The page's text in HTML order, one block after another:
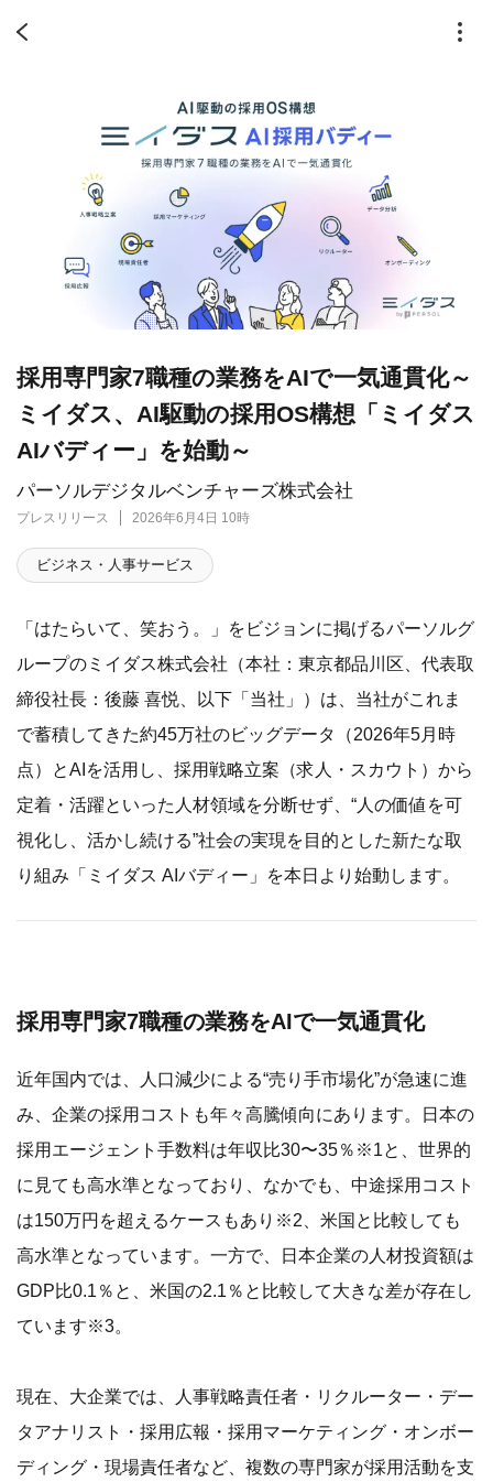
パーソルデジタルベンチャーズ株式会社
プレスリリース 2026年6月4日 10時
採用専門家7職種の業務をAIで一気通貫化～
ミイダス、AI駆動の採用OS構想「ミイダス
AIバディー」を始動～
ビジネス・人事サービス
「はたらいて、笑おう。」をビジョンに掲げるパーソルグ
ループのミイダス株式会社（本社：東京都品川区、代表取
締役社長：後藤 喜悦、以下「当社」）は、当社がこれま
で蓄積してきた約45万社のビッグデータ（2026年5月時
点）とAIを活用し、採用戦略立案（求人・スカウト）から
定着・活躍といった人材領域を分断せず、“人の価値を可
視化し、活かし続ける”社会の実現を目的とした新たな取
り組み「ミイダス AIバディー」を本日より始動します。
採用専門家7職種の業務をAIで一気通貫化
近年国内では、人口減少による“売り手市場化”が急速に進
み、企業の採用コストも年々高騰傾向にあります。日本の
採用エージェント手数料は年収比30〜35％※1と、世界的
に見ても高水準となっており、なかでも、中途採用コスト
は150万円を超えるケースもあり※2、米国と比較しても
高水準となっています。一方で、日本企業の人材投資額は
GDP比0.1％と、米国の2.1％と比較して大きな差が存在し
ています※3。
現在、大企業では、人事戦略責任者・リクルーター・デー
タアナリスト・採用広報・採用マーケティング・オンボー
ディング・現場責任者など、複数の専門家が採用活動を支